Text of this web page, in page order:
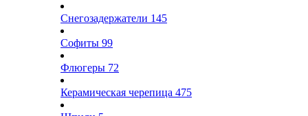
Снегозадержатели 145
Софиты 99
Флюгеры 72
Керамическая черепица 475